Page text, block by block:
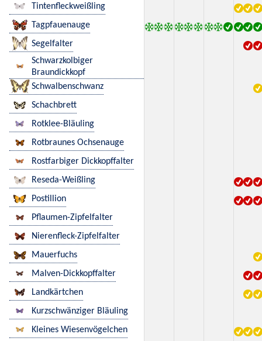
Tintenfleckweißling
Tagpfauenauge
Segelfalter
Schwarzkolbiger
Braundickkopf
Schwalbenschwanz
Schachbrett
Rotklee-Bläuling
Rotbraunes Ochsenauge
Rostfarbiger Dickkopffalter
Reseda-Weißling
Postillion
Pflaumen-Zipfelfalter
Nierenfleck-Zipfelfalter
Mauerfuchs
Malven-Dickkopffalter
Landkärtchen
Kurzschwänziger Bläuling
Kleines Wiesenvögelchen